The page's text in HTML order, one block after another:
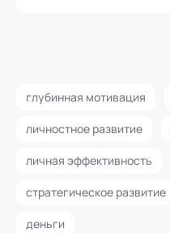
глубинная мотивация
личностное развитие
личная эффективность
стратегическое развитие
деньги